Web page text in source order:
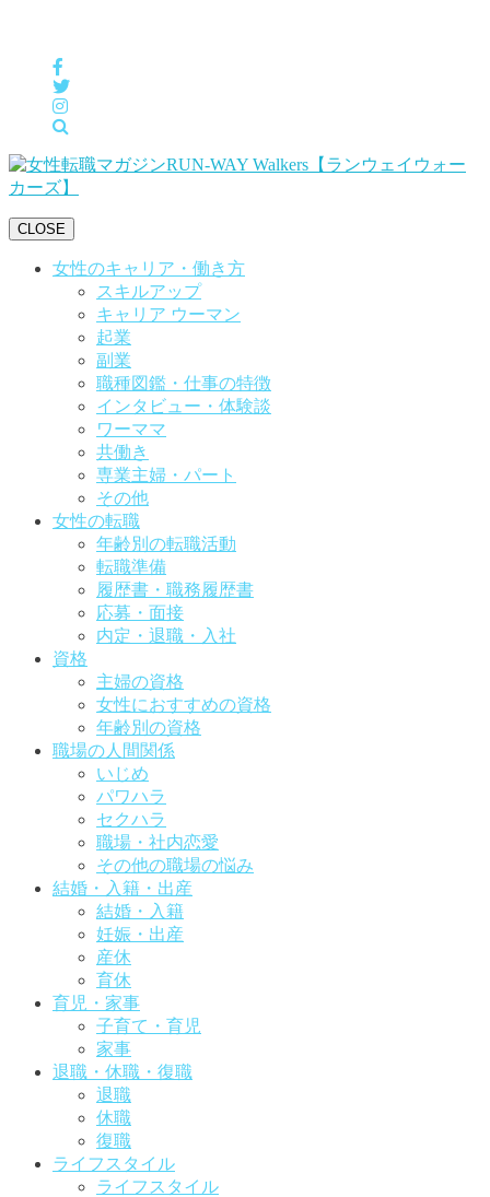
CLOSE
女性のキャリア・働き方
スキルアップ
キャリア ウーマン
起業
副業
職種図鑑・仕事の特徴
インタビュー・体験談
ワーママ
共働き
専業主婦・パート
その他
女性の転職
年齢別の転職活動
転職準備
履歴書・職務履歴書
応募・面接
内定・退職・入社
資格
主婦の資格
女性におすすめの資格
年齢別の資格
職場の人間関係
いじめ
パワハラ
セクハラ
職場・社内恋愛
その他の職場の悩み
結婚・入籍・出産
結婚・入籍
妊娠・出産
産休
育休
育児・家事
子育て・育児
家事
退職・休職・復職
退職
休職
復職
ライフスタイル
ライフスタイル